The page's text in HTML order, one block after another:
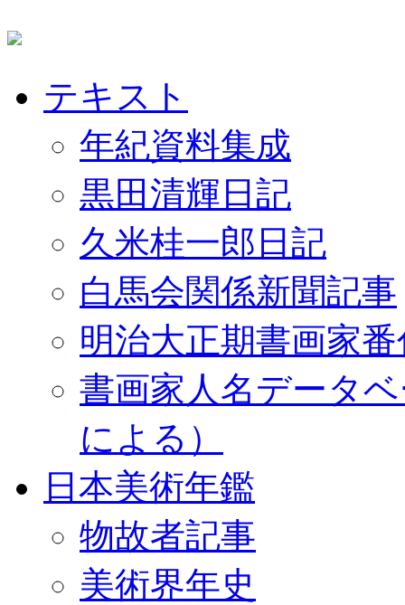
テキスト
年紀資料集成
黒田清輝日記
久米桂一郎日記
白馬会関係新聞記事
明治大正期書画家
書画家人名データ
による）
日本美術年鑑
物故者記事
美術界年史